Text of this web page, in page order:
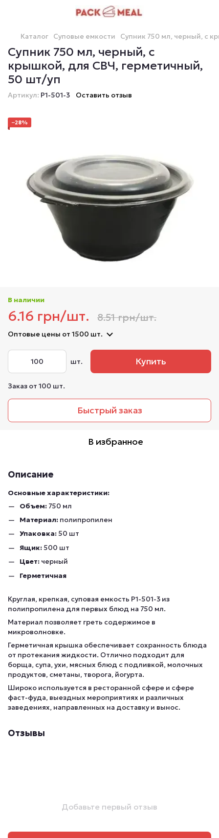
Каталог Суповые емкости Супник 750 мл, черный, с
Супник 750 мл, черный, с
крышкой, для СВЧ, герметичный,
50 шт/уп
Артикул: Р1-501-3 Оставить отзыв
−28%
В наличии
6.16 грн/шт. 8.51 грн/шт.
Оптовые цены от 1500 шт.
шт. Купить
Заказ от 100 шт.
Быстрый заказ
В избранное
Описание
Основные характеристики:
Объем: 750 мл
Материал: полипропилен
Упаковка: 50 шт
Ящик: 500 шт
Цвет: черный
Герметичная
Круглая, крепкая, суповая емкость Р1-501-3 из
полипропилена для первых блюд на 750 мл.
Материал позволяет греть содержимое в
микроволновке.
Герметичная крышка обеспечивает сохранность блюда
от протекания жидкости. Отлично подходит для
борща, супа, ухи, мясных блюд с подливкой, молочных
продуктов, сметаны, творога, йогурта.
Широко используется в ресторанной сфере и сфере
фаст-фуда, выездных мероприятиях и различных
заведениях, направленных на доставку и вынос.
Отзывы
Добавьте первый отзыв